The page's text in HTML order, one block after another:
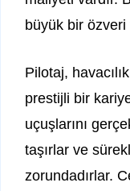
büyük bir özveri
Pilotaj,
prestijli bir
uçuşlarını
taşırlar ve
zorundadırlar.